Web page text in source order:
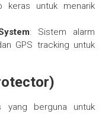
keras untuk menarik
: Sistem alarm
GPS tracking untuk
yang berguna untuk